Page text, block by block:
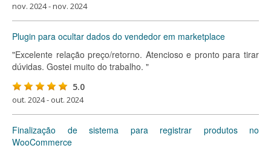
nov. 2024 - nov. 2024
Plugin para ocultar dados do vendedor em marketplace
"Excelente relação preço/retorno. Atencioso e pronto para tirar
dúvidas. Gostei muito do trabalho. "
5.0
out. 2024 - out. 2024
Finalização de sistema para registrar produtos no
WooCommerce